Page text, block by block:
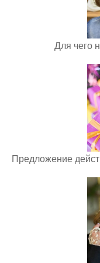
Для чего
Предложение